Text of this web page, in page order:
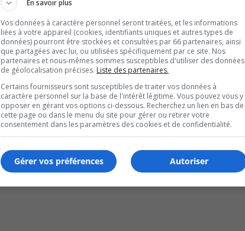
En savoir plus
Vos données à caractère personnel seront traitées, et les informations
liées à votre appareil (cookies, identifiants uniques et autres types de
données) pourront être stockées et consultées par 66 partenaires, ainsi
que partagées avec lui, ou utilisées spécifiquement par ce site. Nos
partenaires et nous-mêmes sommes susceptibles d'utiliser des données
de géolocalisation précises. Liste des partenaires.
Certains fournisseurs sont susceptibles de traiter vos données à
caractère personnel sur la base de l'intérêt légitime. Vous pouvez vous y
opposer en gérant vos options ci-dessous. Recherchez un lien en bas de
cette page ou dans le menu du site pour gérer ou retirer votre
consentement dans les paramètres des cookies et de confidentialité.
Autoriser
Gérer vos préférences